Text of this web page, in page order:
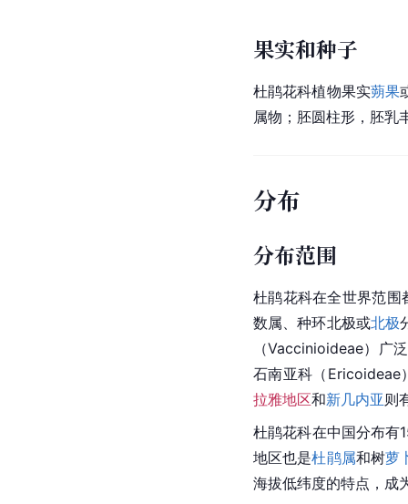
果实和种子
杜鹃花科植物果实蒴果
属物 ；胚圆柱形， 胚乳
分布
分布范围
杜鹃花科在全世界范围
数属、种环北极或北极
（Vaccinioideae）广
石南亚科（Ericoideae
拉雅地区和新几内亚 则
杜鹃花科在中国分布有
地区也是杜鹃属和树萝
海拔低纬度的特点，成